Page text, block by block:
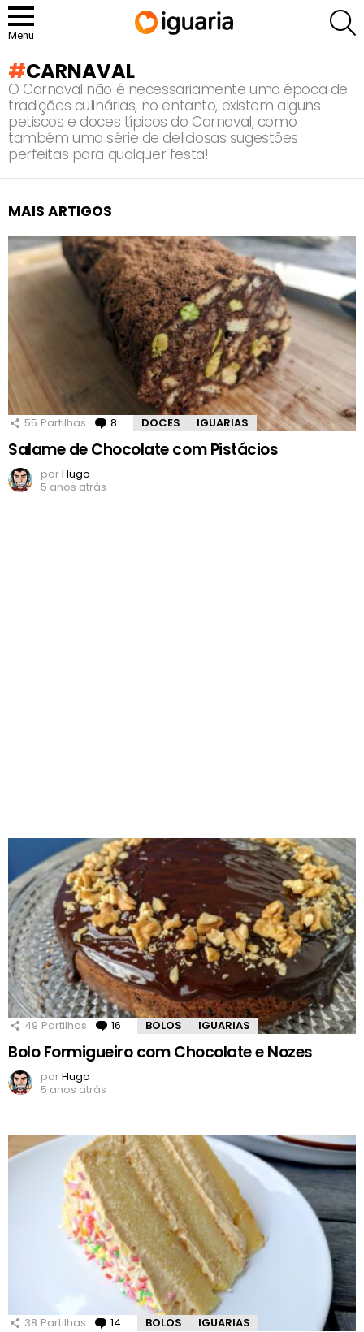
Menu
CARNAVAL
O Carnaval não é necessariamente uma época de
tradições culinárias, no entanto, existem alguns
petiscos e doces típicos do Carnaval, como
também uma série de deliciosas sugestões
perfeitas para qualquer festa!
MAIS ARTIGOS
55 Partilhas 8 Comentários
DOCES IGUARIAS
Salame de Chocolate com Pistácios
porHugo
5 anos atrás
49 Partilhas 16 Comentários
BOLOS IGUARIAS
Bolo Formigueiro com Chocolate e Nozes
porHugo
5 anos atrás
38 Partilhas 14 Comentários
BOLOS IGUARIAS